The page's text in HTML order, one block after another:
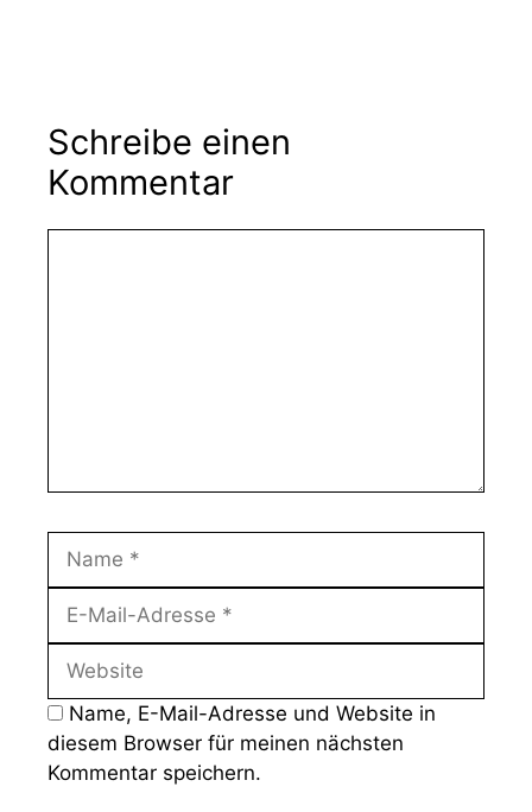
Schreibe einen
Kommentar
Mail-
Adresse
Name, E-Mail-Adresse und Website in
diesem Browser für meinen nächsten
Kommentar speichern.